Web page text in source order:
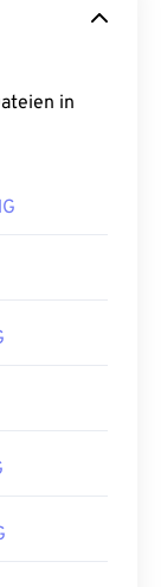
RGB-
mit
mit
Standard-
Sie
in